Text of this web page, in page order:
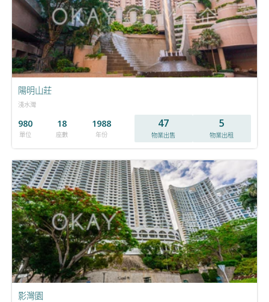
陽明山莊
淺水灣
980
單位
18
座數
1988
年份
47
物業出售
5
物業出租
影灣園